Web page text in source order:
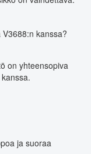
kanssa?
on yhteensopiva
ja suoraa